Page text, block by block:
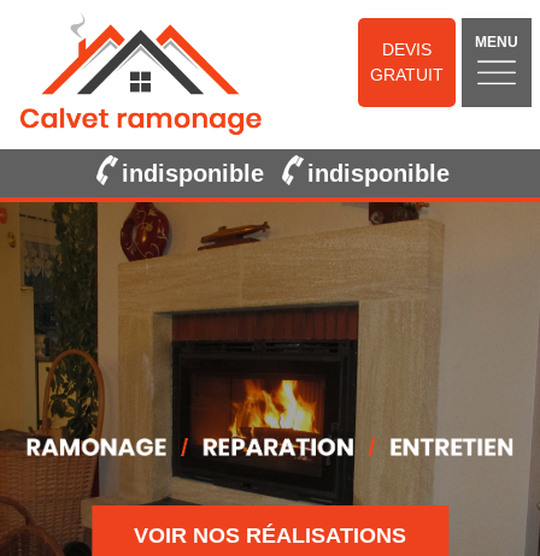
DEVIS
GRATUIT
MENU
indisponible indisponible
VOIR NOS RÉALISATIONS